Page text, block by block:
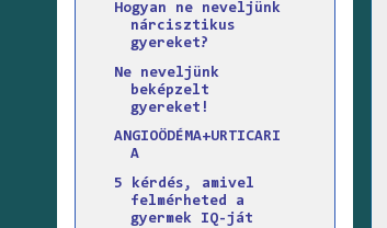
Hogyan ne neveljünk
nárcisztikus
gyereket?
Ne neveljünk
beképzelt
gyereket!
ANGIOÖDÉMA+URTICARI
A
5 kérdés, amivel
felmérheted a
gyermek IQ-ját